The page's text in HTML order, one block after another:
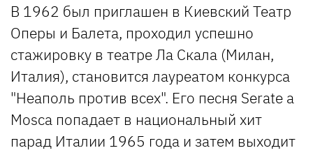
В 1962 был приглашен в Киевский Театр
Оперы и Балета, проходил успешно
стажировку в театре Ла Скала (Милан,
Италия), становится лауреатом конкурса
"Неаполь против всех". Его песня Serate a
Mosca попадает в национальный хит
парад Италии 1965 года и затем выходит